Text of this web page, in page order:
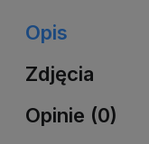
Opis
Zdjęcia
Opinie (0)